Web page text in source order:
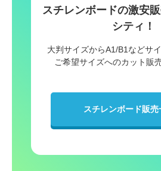
スチレンボードの激安
シティ！
大判サイズからA1/B1などサ
ご希望サイズへのカット販
スチレンボード販